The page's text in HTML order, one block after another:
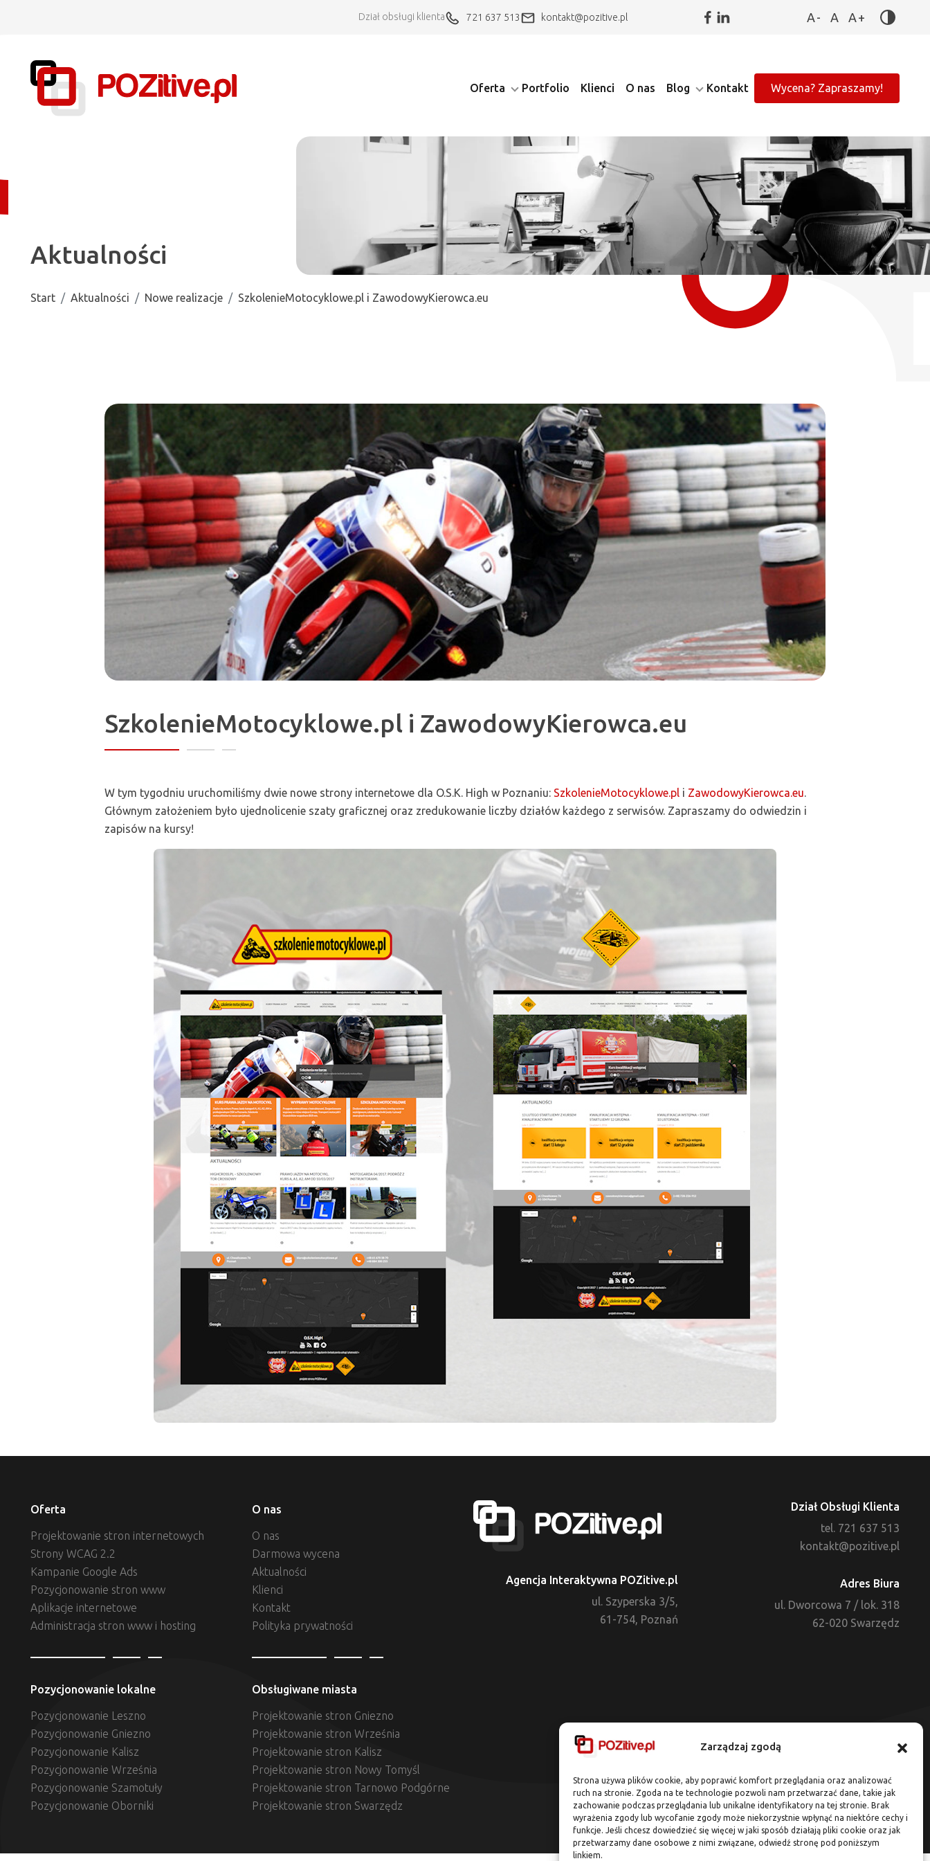
Zarządzaj zgodą
Strona używa plików cookie, aby poprawić komfort przeglądania oraz analizować
ruch na stronie. Zgoda na te technologie pozwoli nam przetwarzać dane, takie jak
zachowanie podczas przeglądania lub unikalne identyfikatory na tej stronie. Brak
wyrażenia zgody lub wycofanie zgody może niekorzystnie wpłynąć na niektóre cechy i
funkcje. Jeśli chcesz dowiedzieć się więcej w jaki sposób działają pliki cookie oraz jak
przetwarzamy dane osobowe z nimi związane, odwiedź stronę pod poniższym
linkiem.
Dział obsługi klienta 721 637 513 kontakt@pozitive.pl A- A A+
Oferta Portfolio Klienci O nas Blog Kontakt Wycena? Zapraszamy!
Aktualności
Start Aktualności Nowe realizacje SzkolenieMotocyklowe.pl i ZawodowyKierowca.eu
SzkolenieMotocyklowe.pl i ZawodowyKierowca.eu
W tym tygodniu uruchomiliśmy dwie nowe strony internetowe dla O.S.K. High w Poznaniu: SzkolenieMotocyklowe.pli ZawodowyKierowca.eu.
Głównym założeniem było ujednolicenie szaty graficznej oraz zredukowanie liczby działów każdego z serwisów. Zapraszamy do odwiedzin i
zapisów na kursy!
Oferta
Projektowanie stron internetowych
Strony WCAG 2.2
Kampanie Google Ads
Pozycjonowanie stron www
Aplikacje internetowe
Administracja stron www i hosting
Pozycjonowanie lokalne
Pozycjonowanie Leszno
Pozycjonowanie Gniezno
Pozycjonowanie Kalisz
Pozycjonowanie Września
Pozycjonowanie Szamotuły
Pozycjonowanie Oborniki
O nas
O nas
Darmowa wycena
Aktualności
Klienci
Kontakt
Polityka prywatności
Obsługiwane miasta
Projektowanie stron Gniezno
Projektowanie stron Września
Projektowanie stron Kalisz
Projektowanie stron Nowy Tomyśl
Projektowanie stron Tarnowo Podgórne
Projektowanie stron Swarzędz
Agencja Interaktywna POZitive.pl
ul. Szyperska 3/5,
61-754, Poznań
Dział Obsługi Klienta
tel. 721 637 513
kontakt@pozitive.pl
Adres Biura
ul. Dworcowa 7 / lok. 318
62-020 Swarzędz